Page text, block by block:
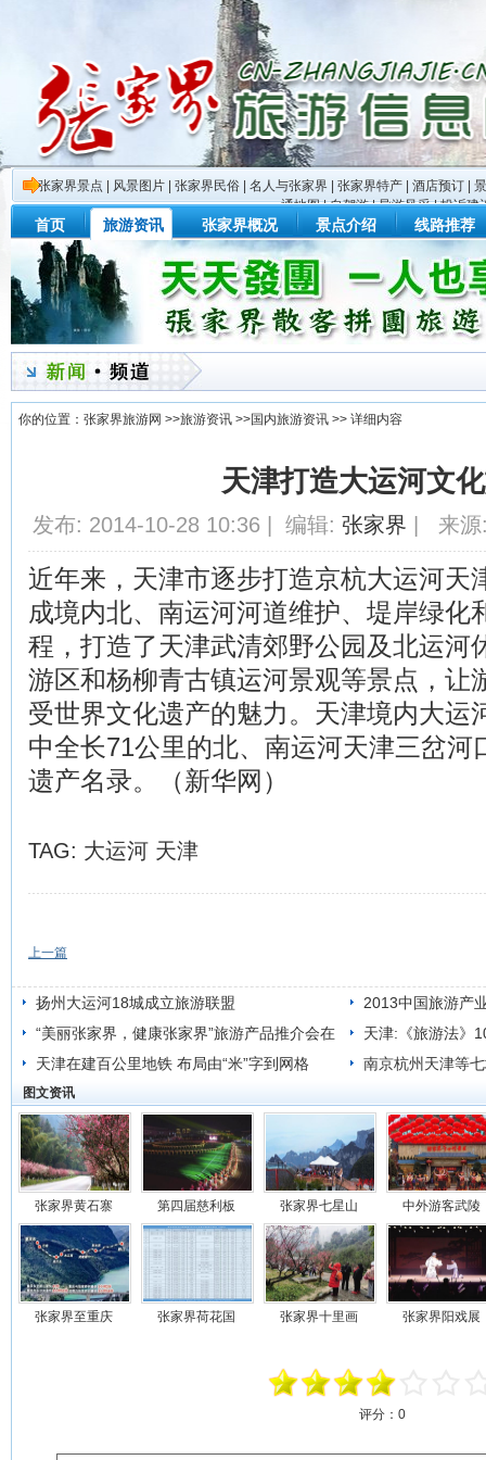
张家界景点 风景图片 张家界民俗 名人与张家界 张家界特产 酒店预订
通地图|自驾游|导游风采|投诉建
首页 旅游资讯 张家界概况 景点介绍 线路推荐
你的位置： 张家界旅游网 >>旅游资讯 >>国内旅游资讯 >> 详细内容
天津打造大运河文
发布: 2014-10-28 10:36 | 编辑: 张家界 | 来源
近年来，天津市逐步打造京杭大运河天
成境内北、南运河河道维护、堤岸绿化
程，打造了天津武清郊野公园及北运河
游区和杨柳青古镇运河景观等景点，让
受世界文化遗产的魅力。天津境内大运
中全长71公里的北、南运河天津三岔河
遗产名录。（新华网）
TAG: 大运河 天津
上一篇
扬州大运河18城成立旅游联盟
2013中国旅游产
“美丽张家界，健康张家界”旅游产品推介会在
天津举行
天津:《旅游法》
望根治
天津在建百公里地铁 布局由“米”字到网格 南京杭州天津等
图文资讯
张家界黄石寨 第四届慈利板 张家界七星山 中外游客武陵
张家界至重庆 张家界荷花国 张家界十里画 张家界阳戏展
评分： 0